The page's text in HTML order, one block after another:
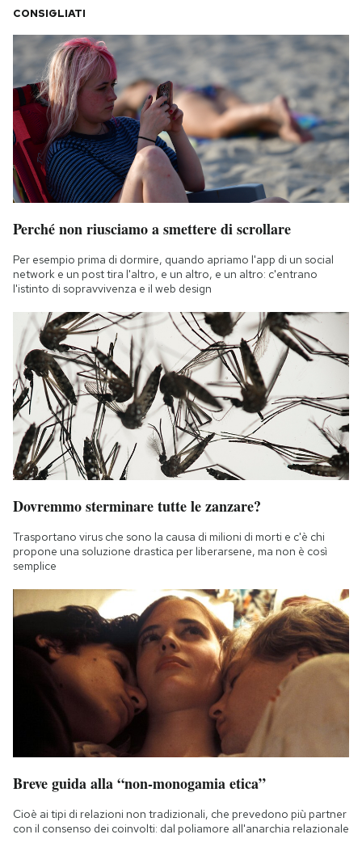
CONSIGLIATI
Perché non riusciamo a smettere di scrollare
Per esempio prima di dormire, quando apriamo l'app di un social
network e un post tira l'altro, e un altro, e un altro: c'entrano
l'istinto di sopravvivenza e il web design
Dovremmo sterminare tutte le zanzare?
Trasportano virus che sono la causa di milioni di morti e c'è chi
propone una soluzione drastica per liberarsene, ma non è così
semplice
Breve guida alla “non-monogamia etica”
Cioè ai tipi di relazioni non tradizionali, che prevedono più partner
con il consenso dei coinvolti: dal poliamore all'anarchia relazionale